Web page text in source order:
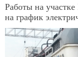
Работы на
на график